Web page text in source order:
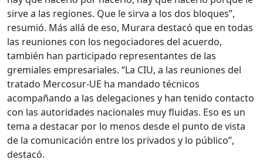
sirve a las regiones. Que le sirva a los dos bloques”,
resumió. Más allá de eso, Murara destacó que en todas
las reuniones con los negociadores del acuerdo,
también han participado representantes de las
gremiales empresariales. “La CIU, a las reuniones del
tratado Mercosur-UE ha mandado técnicos
acompañando a las delegaciones y han tenido contacto
con las autoridades nacionales muy fluidas. Eso es un
tema a destacar por lo menos desde el punto de vista
de la comunicación entre los privados y lo público”,
destacó.